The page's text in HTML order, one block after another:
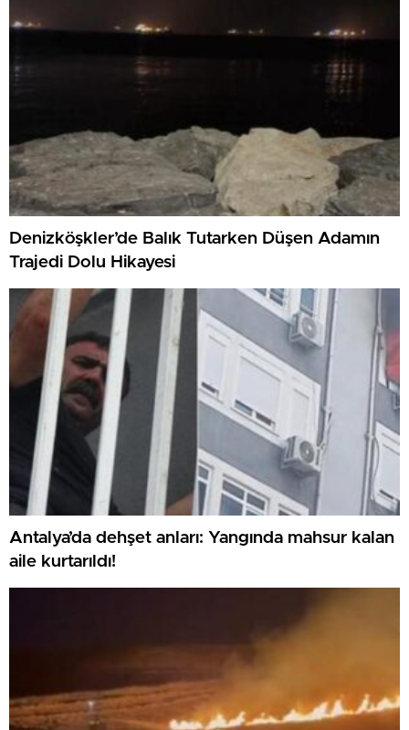
Denizköşkler’de Balık Tutarken Düşen Adamın
Trajedi Dolu Hikayesi
Antalya’da dehşet anları: Yangında mahsur kalan
aile kurtarıldı!